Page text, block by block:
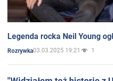
Legenda rocka Neil Young
Rozrywka03.03.2025 19:21 1